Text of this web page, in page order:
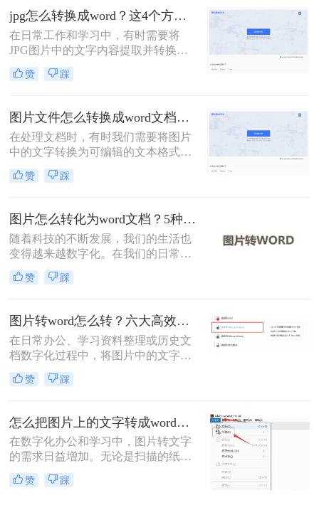
将介绍4种实用方法，助您高效完成
转换。
jpg怎么转换成word？这4个方法教你学会！
在日常工作和学习中，有时需要将
JPG图片中的文字内容提取并转换为
Word文档，以便于编辑和分享。那么
jpg怎么转换成word呢？本文将介绍四
赞 踩
图片文件怎么转换成word文档？教你4招轻松搞定！
在处理文档时，有时我们需要将图片
中的文字转换为可编辑的文本格式，
例如Word文档。这通常涉及到光学字
符识别（OCR）技术，它可以识别图
文本。那么图片文件怎么转换成word
文档呢？本文将介绍几种常用的方法
来实现图片到Word文档的转换。
赞 踩
图片怎么转化为word文档？5种实用方法详解！
随着科技的不断发展，我们的生活也
变得越来越数字化。在我们的日常生
活中，我们经常需要将图片转换成
Word文档。然而，这种转换可能需要
们将介绍图片怎么转化为word文档。
赞 踩
图片转word怎么转？六大高效转换方法指南！
在日常办公、学习资料整理或历史文
档数字化过程中，将图片中的文字精
准转换为可编辑的Word文档是高频需
求。那么图片转word怎么转呢？本文
各场景下的最佳选择，助你彻底摆脱
手动输入的繁琐。
赞 踩
怎么把图片上的文字转成word文档？5种常用高效方法详解！
在数字化办公和学习中，图片转文字
的需求日益增加。无论是扫描的纸质
文档、手机拍摄的笔记，还是网络图
片中的文本，将图片中的文字提取并
赞 踩